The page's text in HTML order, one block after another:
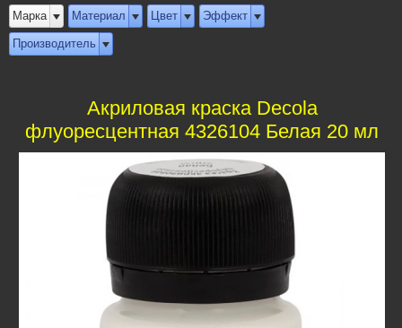
Марка Материал Цвет Эффект
Производитель
Акриловая краска Decola
флуоресцентная 4326104 Белая 20 мл